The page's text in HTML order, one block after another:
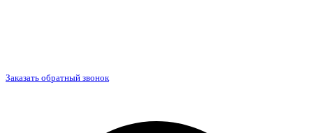
Заказать обратный звонок